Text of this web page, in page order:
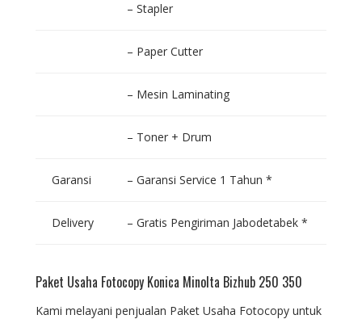
– Stapler
– Paper Cutter
– Mesin Laminating
– Toner + Drum
Garansi – Garansi Service 1 Tahun *
Delivery – Gratis Pengiriman Jabodetabek *
Paket Usaha Fotocopy Konica Minolta Bizhub 250 350
Kami melayani penjualan Paket Usaha Fotocopy untuk